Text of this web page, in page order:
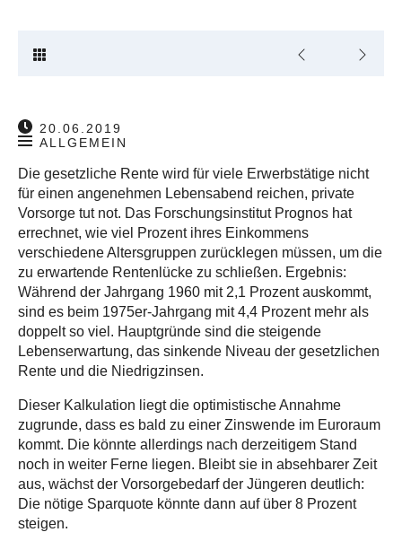
20.06.2019
ALLGEMEIN
Die gesetzliche Rente wird für viele Erwerbstätige nicht
für einen angenehmen Lebensabend reichen, private
Vorsorge tut not. Das Forschungsinstitut Prognos hat
errechnet, wie viel Prozent ihres Einkommens
verschiedene Altersgruppen zurücklegen müssen, um die
zu erwartende Rentenlücke zu schließen. Ergebnis:
Während der Jahrgang 1960 mit 2,1 Prozent auskommt,
sind es beim 1975er-Jahrgang mit 4,4 Prozent mehr als
doppelt so viel. Hauptgründe sind die steigende
Lebenserwartung, das sinkende Niveau der gesetzlichen
Rente und die Niedrigzinsen.
Dieser Kalkulation liegt die optimistische Annahme
zugrunde, dass es bald zu einer Zinswende im Euroraum
kommt. Die könnte allerdings nach derzeitigem Stand
noch in weiter Ferne liegen. Bleibt sie in absehbarer Zeit
aus, wächst der Vorsorgebedarf der Jüngeren deutlich:
Die nötige Sparquote könnte dann auf über 8 Prozent
steigen.